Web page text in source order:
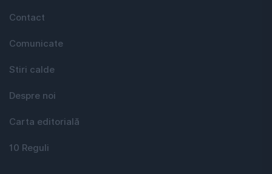
Contact
Comunicate
Stiri calde
Despre noi
Carta editorială
10 Reguli